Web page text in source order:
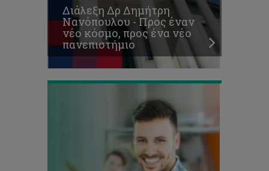
Διάλεξη Δρ Δημήτρη
Νανόπουλου - Προς έναν
νέο κόσμο, προς ένα νέο
πανεπιστήμιο
Επιπέδου
Μάστερ
(ΜΑ/MSc)
2018-
19
Κυκλοφόρησε
ενημερωτικό
«Πληροφορίες